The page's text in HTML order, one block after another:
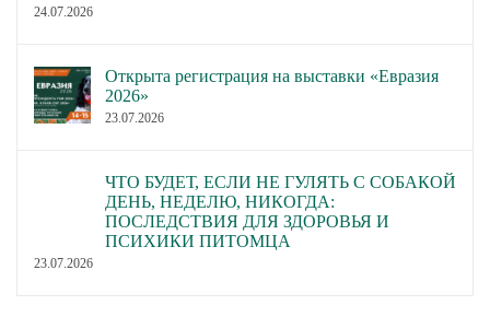
24.07.2026
Открыта регистрация на выставки «Евразия
2026»
23.07.2026
ЧТО БУДЕТ, ЕСЛИ НЕ ГУЛЯТЬ С СОБАКОЙ
ДЕНЬ, НЕДЕЛЮ, НИКОГДА:
ПОСЛЕДСТВИЯ ДЛЯ ЗДОРОВЬЯ И
ПСИХИКИ ПИТОМЦА
23.07.2026